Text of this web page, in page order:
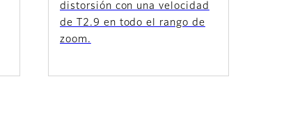
distorsión con una velocidad
de T2.9 en todo el rango de
zoom.